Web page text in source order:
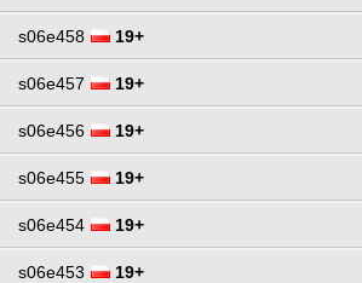
s06e458 19+
s06e457 19+
s06e456 19+
s06e455 19+
s06e454 19+
s06e453 19+